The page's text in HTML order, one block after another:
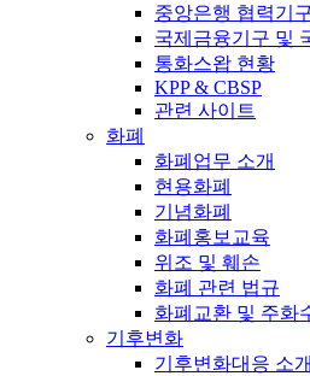
중앙은행 협력기
국제금융기구 및
통화스왑 현황
KPP & CBSP
관련 사이트
화폐
화폐업무 소개
현용화폐
기념화폐
화폐홍보교육
위조 및 훼손
화폐 관련 법규
화폐교환 및 주화
기후변화
기후변화대응 소개